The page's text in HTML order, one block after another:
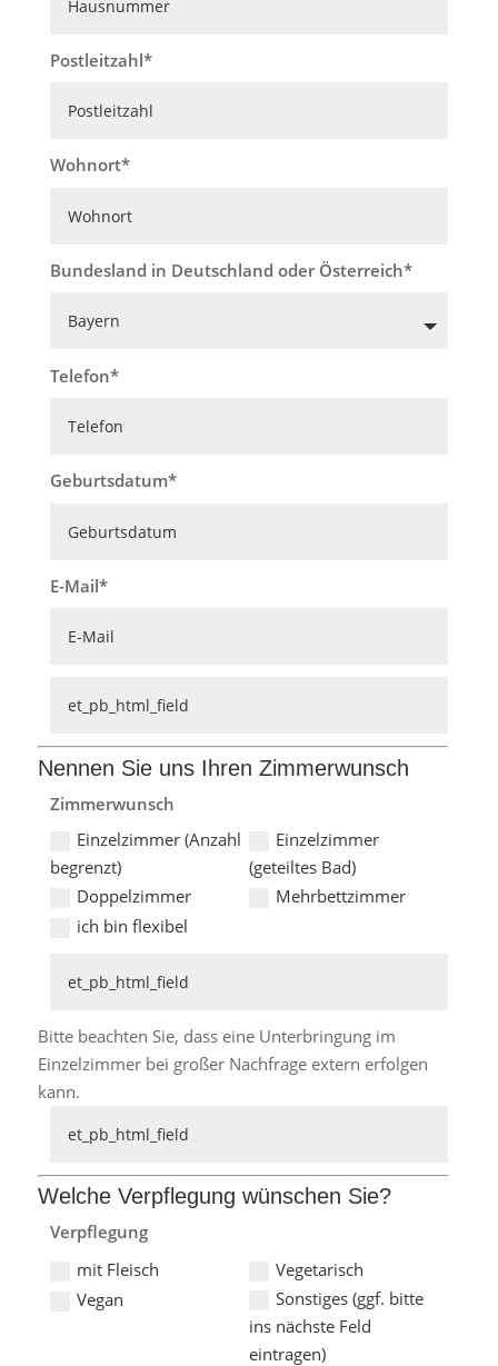
Postleitzahl
Wohnort
Bundesland in Deutschland oder Österreich
Telefon
Geburtsdatum
E-Mail
Nennen Sie uns Ihren Zimmerwunsch
Zimmerwunsch
Einzelzimmer (Anzahl
begrenzt)
Einzelzimmer
(geteiltes Bad)
Doppelzimmer
Mehrbettzimmer
ich bin flexibel
Bitte beachten Sie, dass eine Unterbringung im
Einzelzimmer bei großer Nachfrage extern erfolgen
kann.
Welche Verpflegung wünschen Sie?
Verpflegung
mit Fleisch
Vegetarisch
Vegan
Sonstiges (ggf. bitte
ins nächste Feld
eintragen)